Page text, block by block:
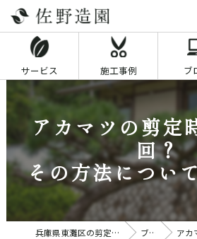
サービス 施工事例 ブ
アカマツの剪定
回？
その方法につい
兵庫県東灘区の剪定業者なら佐野造園 ブログ アカマツ